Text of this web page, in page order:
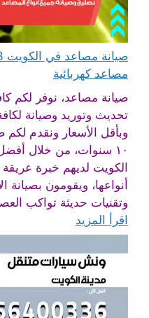
مصاعد كهربائية
صيانة مصاعد، نوفر لكم
تحديث وتوريد وصيانة
وبأقل الأسعار ونقدم
١٠ سنوات، من خلال
الكويت لديهم خبرة
أنواعها، ويقومون
وتقنيات حديثة تواكب
اقرأ المزيد